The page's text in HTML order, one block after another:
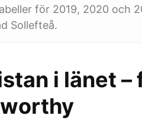
för 2019, 2020 och
Sollefteå.
i länet –